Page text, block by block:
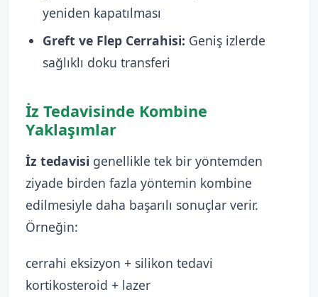
yeniden kapatılması
Greft ve Flep Cerrahisi: Geniş izlerde
sağlıklı doku transferi
İz Tedavisinde Kombine
Yaklaşımlar
İz tedavisi genellikle tek bir yöntemden
ziyade birden fazla yöntemin kombine
edilmesiyle daha başarılı sonuçlar verir.
Örneğin:
cerrahi eksizyon + silikon tedavi
kortikosteroid + lazer